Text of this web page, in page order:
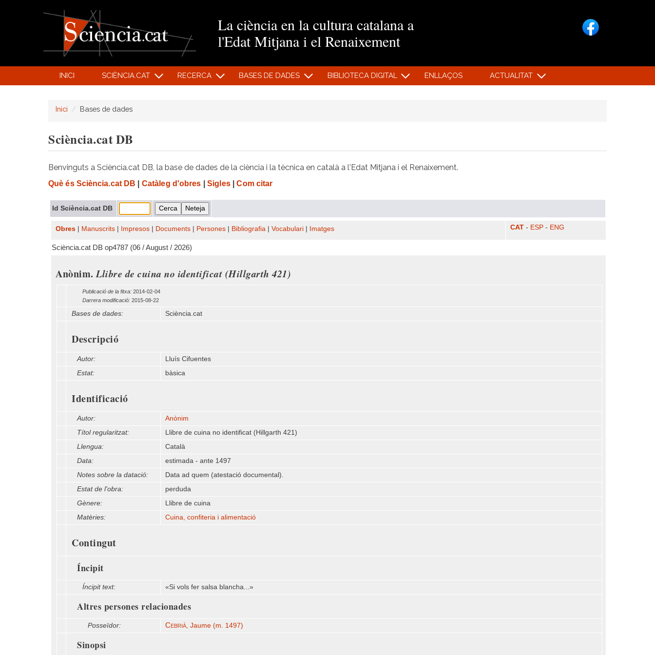
La ciència en la cultura catalana a
l'Edat Mitjana i el Renaixement
INICI SCIÈNCIA.CAT RECERCA BASES DE DADES BIBLIOTECA DIGITAL ENLLAÇOS ACTUALITAT
Inici Bases de dades
Sciència.cat DB
Benvinguts a Sciència.cat DB, la base de dades de la ciència i la tècnica en català a l'Edat Mitjana i el Renaixement.
Què és Sciència.cat DB Catàleg d'obres Sigles| Com citar
Id Sciència.cat DB
Obres Manuscrits Impresos Documents Persones Bibliografia Vocabulari Imatges CAT - ESP - ENG
Sciència.cat DB op4787 (06 / August / 2026)
Anònim.Llibre de cuina no identificat (Hillgarth 421)
Publicació de la fitxa: 2014-02-04
Darrera modificació: 2015-08-22
Bases de dades: Sciència.cat
Descripció
Autor:
Lluís Cifuentes
Estat:
bàsica
Identificació
Autor:
Anònim
Títol regularitzat:
Llibre de cuina no identificat (Hillgarth 421)
Llengua:
Català
Data:
estimada - ante 1497
Notes sobre la datació:
Data ad quem (atestació documental).
Estat de l'obra:
perduda
Gènere:
Llibre de cuina
Matèries:
Cuina, confiteria i alimentació
Contingut
Íncipit
Íncipit text: «Si vols fer salsa blancha...»
Altres persones relacionades
Posseïdor: Cebrià, Jaume (m. 1497)
Sinopsi